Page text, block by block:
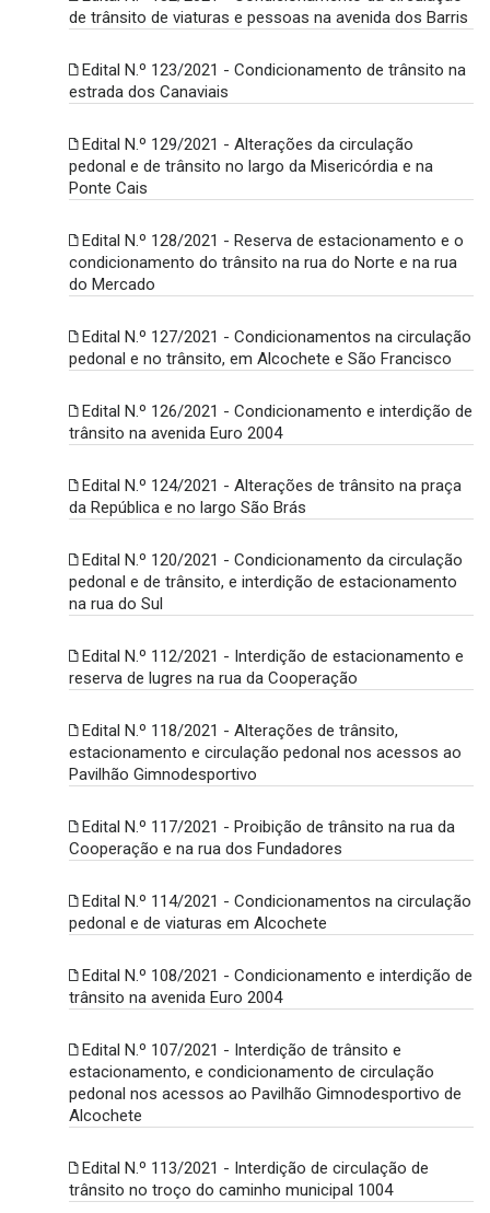
de trânsito de viaturas e pessoas na avenida dos Barris
Edital N.º 123/2021 - Condicionamento de trânsito na
estrada dos Canaviais
Edital N.º 129/2021 - Alterações da circulação
pedonal e de trânsito no largo da Misericórdia e na
Ponte Cais
Edital N.º 128/2021 - Reserva de estacionamento e o
condicionamento do trânsito na rua do Norte e na rua
do Mercado
Edital N.º 127/2021 - Condicionamentos na circulação
pedonal e no trânsito, em Alcochete e São Francisco
Edital N.º 126/2021 - Condicionamento e interdição de
trânsito na avenida Euro 2004
Edital N.º 124/2021 - Alterações de trânsito na praça
da República e no largo São Brás
Edital N.º 120/2021 - Condicionamento da circulação
pedonal e de trânsito, e interdição de estacionamento
na rua do Sul
Edital N.º 112/2021 - Interdição de estacionamento e
reserva de lugres na rua da Cooperação
Edital N.º 118/2021 - Alterações de trânsito,
estacionamento e circulação pedonal nos acessos ao
Pavilhão Gimnodesportivo
Edital N.º 117/2021 - Proibição de trânsito na rua da
Cooperação e na rua dos Fundadores
Edital N.º 114/2021 - Condicionamentos na circulação
pedonal e de viaturas em Alcochete
Edital N.º 108/2021 - Condicionamento e interdição de
trânsito na avenida Euro 2004
Edital N.º 107/2021 - Interdição de trânsito e
estacionamento, e condicionamento de circulação
pedonal nos acessos ao Pavilhão Gimnodesportivo de
Alcochete
Edital N.º 113/2021 - Interdição de circulação de
trânsito no troço do caminho municipal 1004